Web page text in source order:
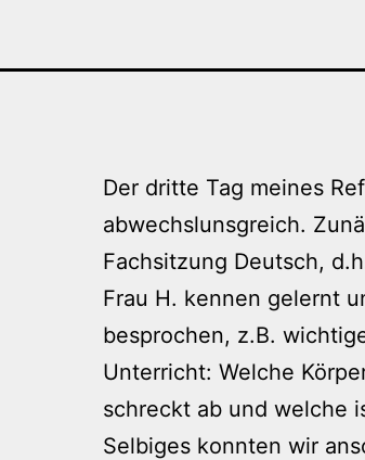
Der dritte Tag meines
abwechslunsgreich.
Fachsitzung Deutsch,
Frau H. kennen gelernt
besprochen, z.B.
Unterricht: Welche
schreckt ab und welche
Selbiges konnten wir